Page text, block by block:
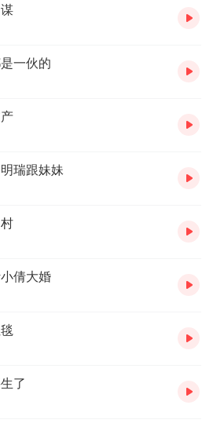
一伙的
瑞跟妹妹
倩大婚
了